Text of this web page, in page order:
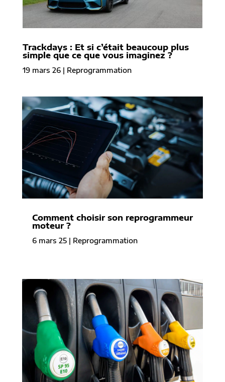
Trackdays : Et si c’était beaucoup plus
simple que ce que vous imaginez ?
19 mars 26| Reprogrammation
Comment choisir son reprogrammeur
moteur ?
6 mars 25| Reprogrammation